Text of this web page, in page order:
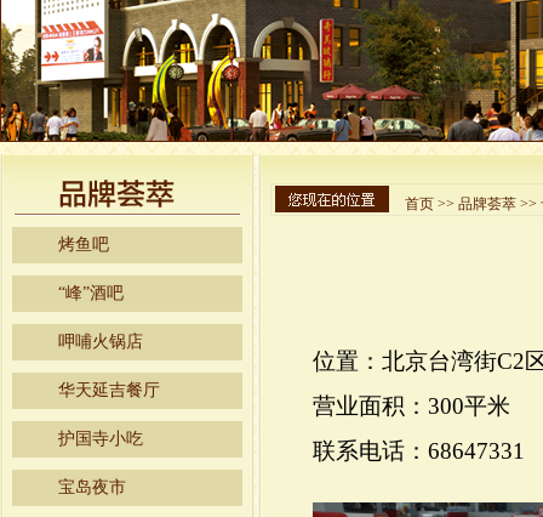
烤鱼吧
“峰”酒吧
呷哺火锅店
华天延吉餐厅
护国寺小吃
宝岛夜市
首页 >> 品牌荟萃 >>
位置：北京台湾街C2
营业面积： 300平米
联系电话： 68647331